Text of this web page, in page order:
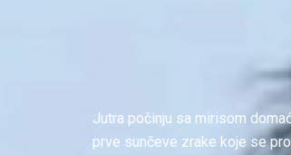
Jutra počinju sa mirisom
prve sunčeve zrake koje se